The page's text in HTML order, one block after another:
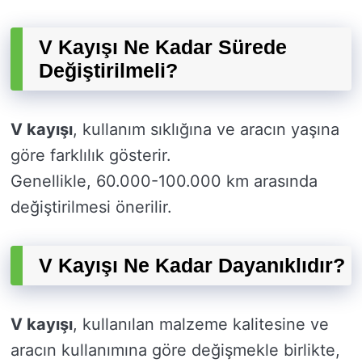
V Kayışı Ne Kadar Sürede
Değiştirilmeli?
V kayışı, kullanım sıklığına ve aracın yaşına
göre farklılık gösterir.
Genellikle, 60.000-100.000 km arasında
değiştirilmesi önerilir.
V Kayışı Ne Kadar Dayanıklıdır?
V kayışı, kullanılan malzeme kalitesine ve
aracın kullanımına göre değişmekle birlikte,